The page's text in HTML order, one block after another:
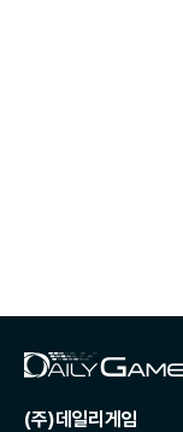
(주)데일리게임